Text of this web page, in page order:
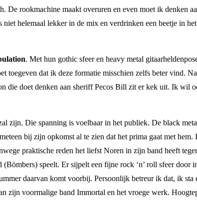
De rookmachine maakt overuren en even moet ik denken
helemaal lekker in de mix en verdrinken een beetje in
. Met hun gothic sfeer en heavy metal
toegeven dat ik deze formatie misschien zelfs beter vind.
die doet denken aan sheriff Pecos Bill zit er kek uit. Ik wil
zijn. Die spanning is voelbaar in het publiek. De black
bij zijn opkomst al te zien dat het prima gaat met
praktische reden het liefst Noren in zijn band heeft
speelt. Er sijpelt een fijne rock ‘n’ roll sfeer door
daarvan komt voorbij. Persoonlijk betreur ik dat, ik
zijn voormalige band Immortal en het vroege werk.